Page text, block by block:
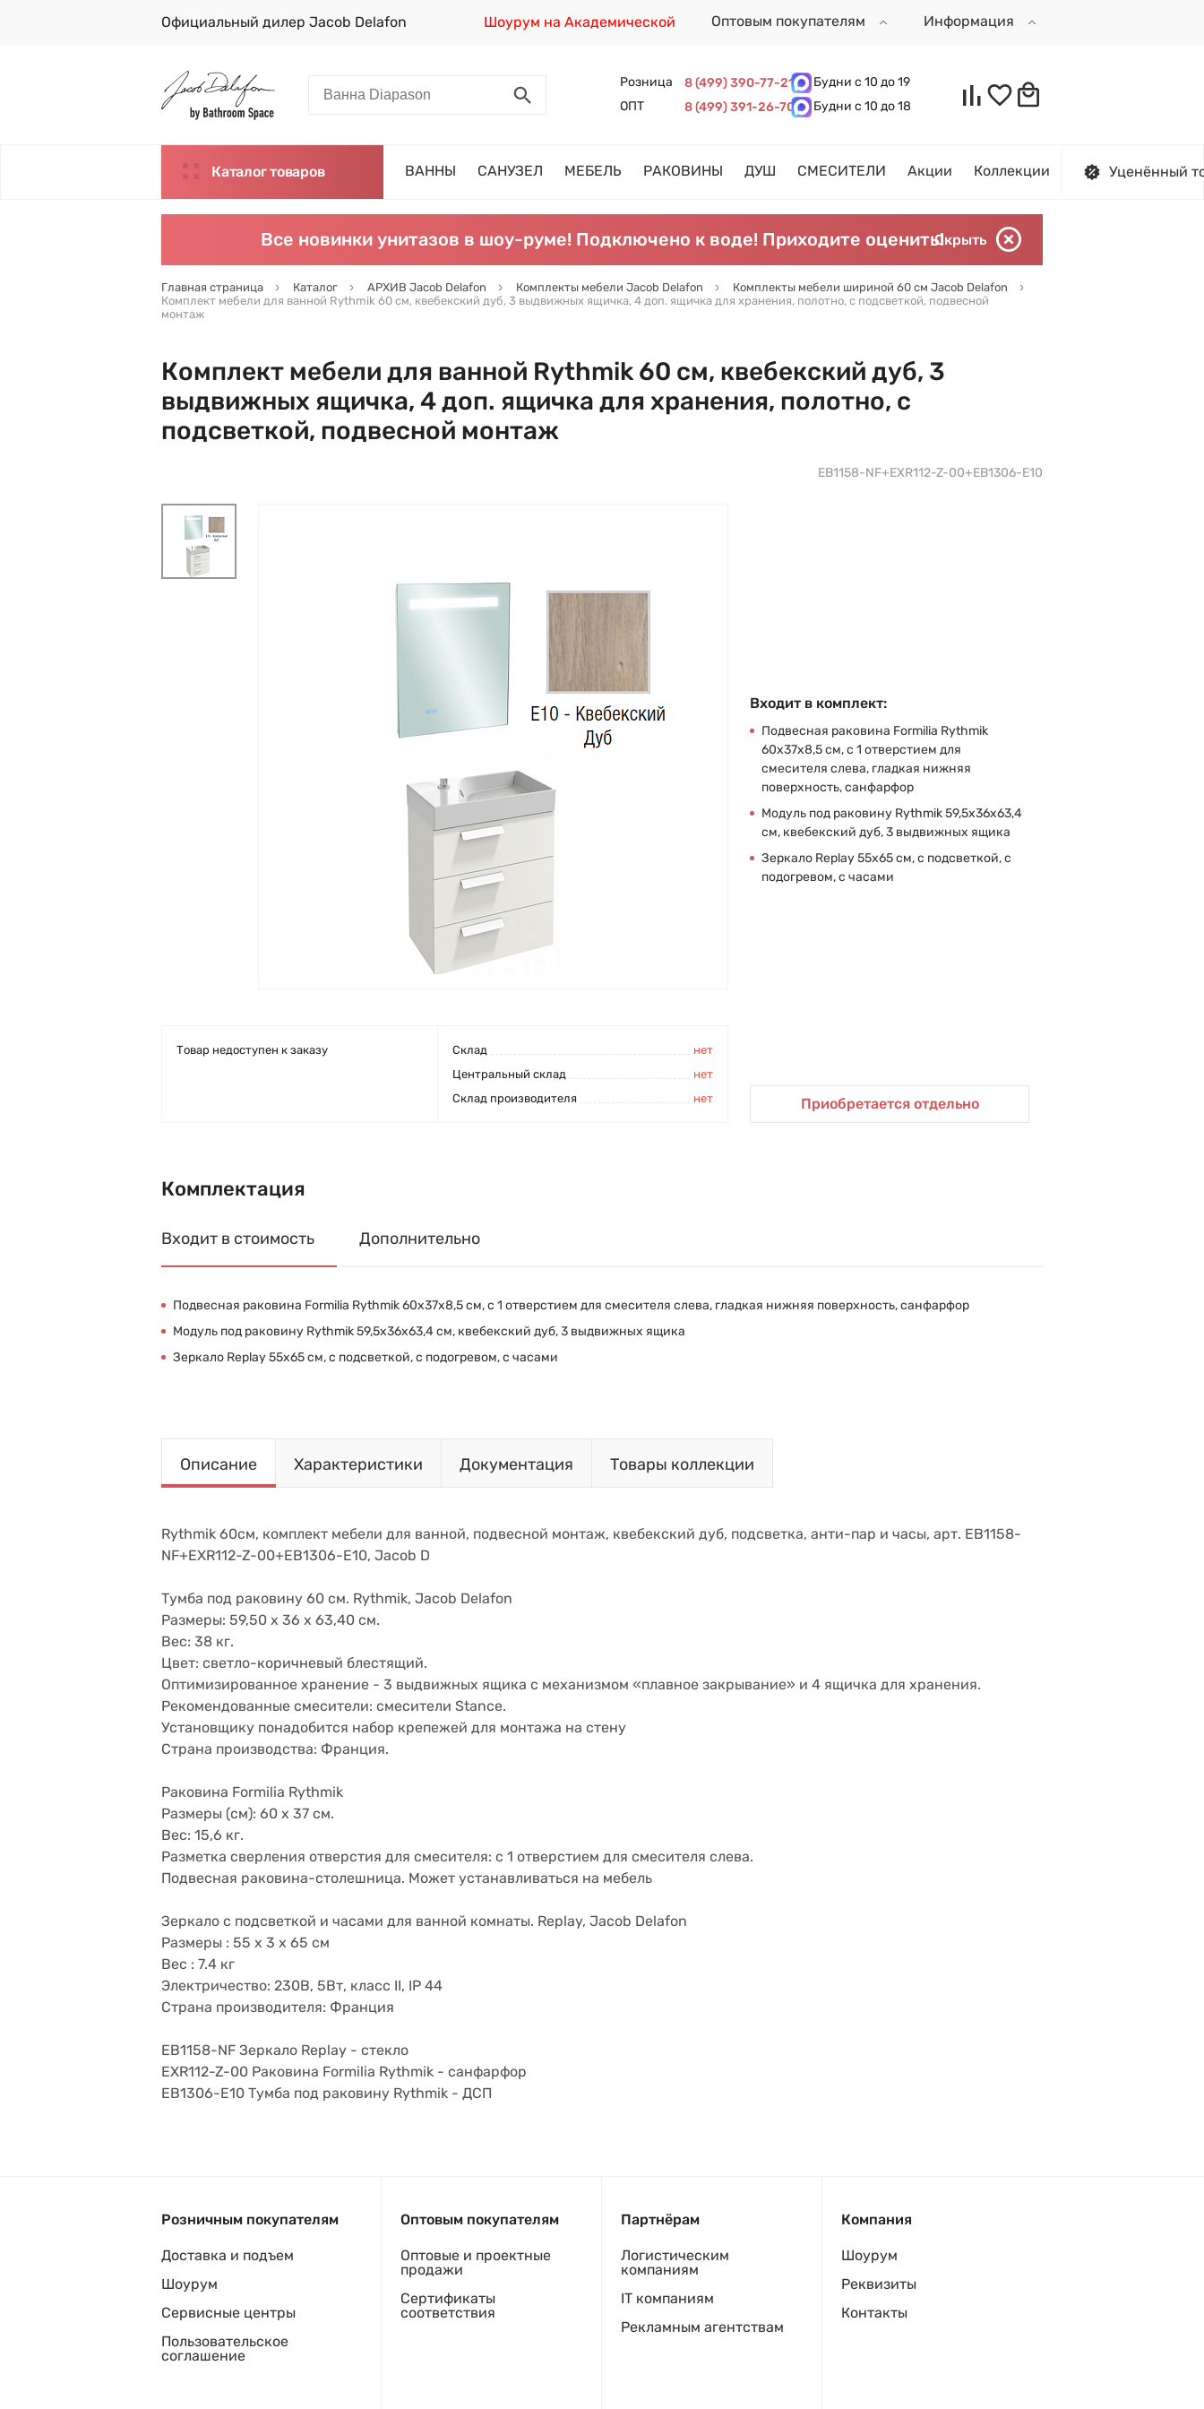
Официальный дилер Jacob Delafon Шоурум на Академической Оптовым покупателям Информация
Розница 8 (499) 390-77-21
Будни с 10 до 19
ОПТ
8 (499) 391-26-70 Будни с 10 до 18
Каталог товаров ВАННЫ САНУЗЕЛ МЕБЕЛЬ РАКОВИНЫ ДУШ СМЕСИТЕЛИ Акции Коллекции Уценённый
Все новинки унитазов в шоу-руме! Подключено к воде! Приходите оценить!Скрыть
Главная страница Каталог АРХИВ Jacob Delafon Комплекты мебели Jacob Delafon
Комплекты мебели шириной 60 см Jacob Delafon
Комплект мебели для ванной Rythmik 60 см, квебекский дуб, 3 выдвижных ящичка, 4 доп. ящичка для хранения, полотно, с подсветкой, подвесной
монтаж
Комплект мебели для ванной Rythmik 60 см, квебекский дуб, 3
выдвижных ящичка, 4 доп. ящичка для хранения, полотно, с
подсветкой, подвесной монтаж
EB1158-NF+EXR112-Z-00+EB1306-E10
Товар недоступен к заказу Cклад
нет
Центральный склад
нет
Склад производителя
нет
Входит в комплект:
Подвесная раковина Formilia Rythmik
60х37х8,5 см, с 1 отверстием для
смесителя слева, гладкая нижняя
поверхность, санфарфор
Модуль под раковину Rythmik 59,5х36х63,4
см, квебекский дуб, 3 выдвижных ящика
Зеркало Replay 55х65 см, с подсветкой, с
подогревом, с часами
Приобретается отдельно
Комплектация
Входит в стоимость Дополнительно
Подвесная раковина Formilia Rythmik 60х37х8,5 см, с 1 отверстием для смесителя слева, гладкая нижняя поверхность, санфарфор
Модуль под раковину Rythmik 59,5х36х63,4 см, квебекский дуб, 3 выдвижных ящика
Зеркало Replay 55х65 см, с подсветкой, с подогревом, с часами
Описание Характеристики Документация Товары коллекции
Rythmik 60см, комплект мебели для ванной, подвесной монтаж, квебекский дуб, подсветка, анти-пар и часы, арт. EB1158-
NF+EXR112-Z-00+EB1306-E10, Jacob D
Тумба под раковину 60 см. Rythmik, Jacob Delafon
Размеры: 59,50 x 36 x 63,40 см.
Вес: 38 кг.
Цвет: светло-коричневый блестящий.
Оптимизированное хранение - 3 выдвижных ящика с механизмом «плавное закрывание» и 4 ящичка для хранения.
Рекомендованные смесители: смесители Stance.
Установщику понадобится набор крепежей для монтажа на стену
Страна производства: Франция.
Раковина Formilia Rythmik
Размеры (см): 60 x 37 см.
Вес: 15,6 кг.
Разметка сверления отверстия для смесителя: с 1 отверстием для смесителя слева.
Подвесная раковина-столешница. Может устанавливаться на мебель
Зеркало с подсветкой и часами для ванной комнаты. Replay, Jacob Delafon
Размеры : 55 x 3 x 65 см
Вес : 7.4 кг
Электричество: 230В, 5Вт, класс II, IP 44
Страна производителя: Франция
EB1158-NF Зеркало Replay - стекло
EXR112-Z-00 Раковина Formilia Rythmik - санфарфор
EB1306-E10 Тумба под раковину Rythmik - ДСП
Розничным покупателям
Доставка и подъем
Шоурум
Сервисные центры
Пользовательское
соглашение
Оптовым покупателям
Оптовые и проектные
продажи
Сертификаты
соответствия
Партнёрам
Логистическим
компаниям
IT компаниям
Рекламным агентствам
Компания
Шоурум
Реквизиты
Контакты